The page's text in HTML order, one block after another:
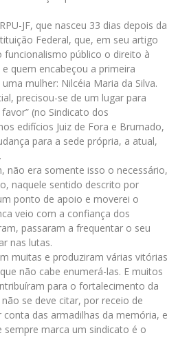
JF, que nasceu 33 dias depois da
Federal, que, em seu artigo
funcionalismo público o direito à
quem encabeçou a primeira
mulher: Nilcéia Maria da Silva.
precisou-se de um lugar para
(no Sindicato dos
edifícios Juiz de Fora e Brumado,
para a sede própria, a atual,
não era somente isso o necessário,
naquele sentido descrito por
ponto de apoio e moverei o
veio com a confiança dos
passaram a frequentar o seu
nas lutas.
muitas e produziram várias vitórias
não cabe enumerá-las. E muitos
para o fortalecimento da
se deve citar, por receio de
das armadilhas da memória, e
marca um sindicato é o